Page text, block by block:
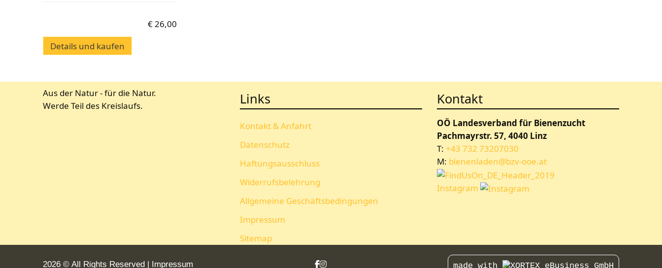
€26,00
Details und kaufen
Aus der Natur - für die Natur.
Werde Teil des Kreislaufs.
Links
Kontakt & Anfahrt
Datenschutz
Haftungsausschluss
Widerrufsbelehrung
Allgemeine Geschäftsbedingungen
Impressum
Sitemap
Kontakt
OÖ Landesverband für Bienenzucht
Pachmayrstr. 57, 4040 Linz
T: +43 732 73207030
M: bienenladen@bzv-ooe.at
Instagram
2026 © All Rights Reserved Impressum made with